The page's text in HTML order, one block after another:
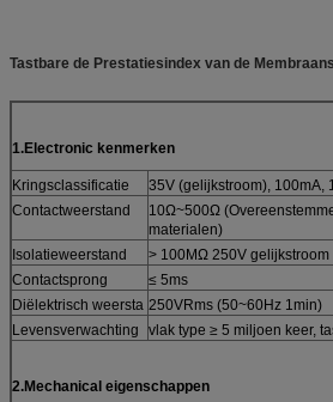
Tastbare de Prestatiesindex van de
1.Electronic kenmerken
Kringsclassificatie
35V (gelijkstroom), 100mA,
Contactweerstand
10Ω~500Ω
materialen)
Isolatieweerstand
> 100MΩ 250V gelijkstroom
Contactsprong
≤ 5ms
Diëlektrisch weersta 250VRms (50~60Hz 1min)
Levensverwachting
vlak type ≥ 5 miljoen keer,
2.Mechanical eigenschappen